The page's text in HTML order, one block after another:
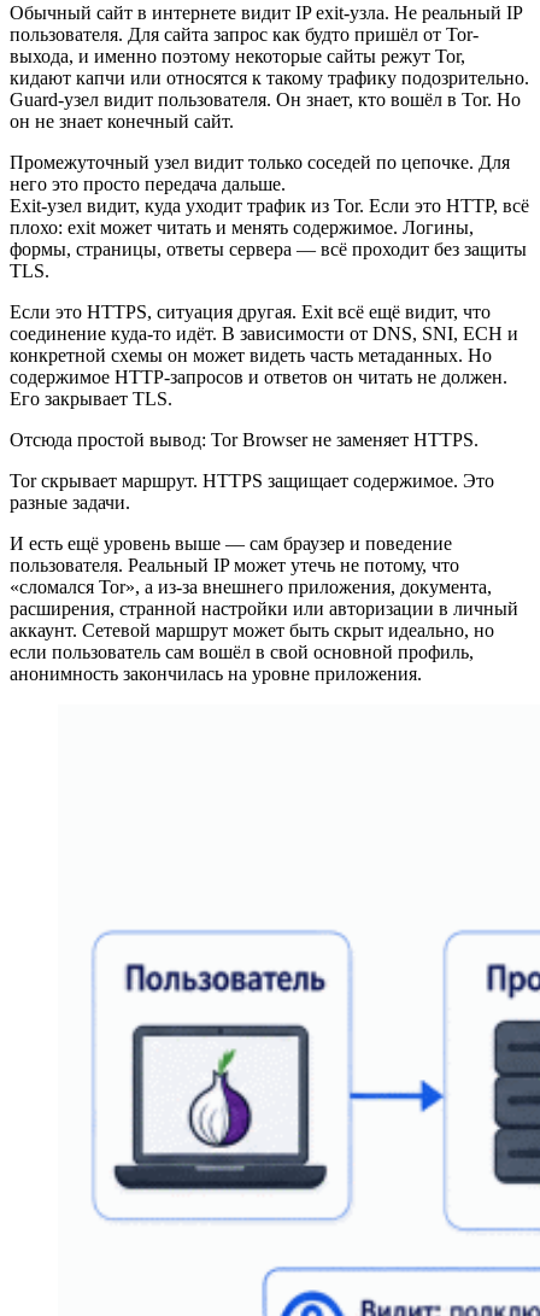
Обычный сайт в интернете видит IP exit-узла. Не реальный IP
пользователя. Для сайта запрос как будто пришёл от Tor-
выхода, и именно поэтому некоторые сайты режут Tor,
кидают капчи или относятся к такому трафику подозрительно.
Guard-узел видит пользователя. Он знает, кто вошёл в Tor. Но
он не знает конечный сайт.
Промежуточный узел видит только соседей по цепочке. Для
него это просто передача дальше.
Exit-узел видит, куда уходит трафик из Tor. Если это HTTP, всё
плохо: exit может читать и менять содержимое. Логины,
формы, страницы, ответы сервера — всё проходит без защиты
TLS.
Если это HTTPS, ситуация другая. Exit всё ещё видит, что
соединение куда-то идёт. В зависимости от DNS, SNI, ECH и
конкретной схемы он может видеть часть метаданных. Но
содержимое HTTP-запросов и ответов он читать не должен.
Его закрывает TLS.
Отсюда простой вывод: Tor Browser не заменяет HTTPS.
Tor скрывает маршрут. HTTPS защищает содержимое. Это
разные задачи.
И есть ещё уровень выше — сам браузер и поведение
пользователя. Реальный IP может утечь не потому, что
«сломался Tor», а из-за внешнего приложения, документа,
расширения, странной настройки или авторизации в личный
аккаунт. Сетевой маршрут может быть скрыт идеально, но
если пользователь сам вошёл в свой основной профиль,
анонимность закончилась на уровне приложения.